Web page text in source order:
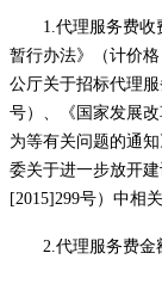
1.代理服务费
暂行办法》（计价
公厅关于招标代理
号）、《国家发展
为等有关问题的通
委关于进一步放开
[2015]299号）中相
2.代理服务费金